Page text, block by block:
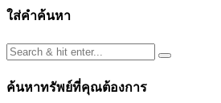
ใส่คำค้นหา
ค้นหาทรัพย์ที่คุณต้องการ